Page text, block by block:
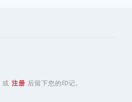
或 注册 后留下您的印记。